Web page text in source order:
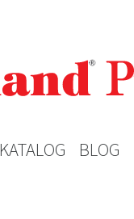
KATALOG BLOG